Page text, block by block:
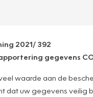
2021/ 392
gegevens
waarde aan de
uw gegevens veilig